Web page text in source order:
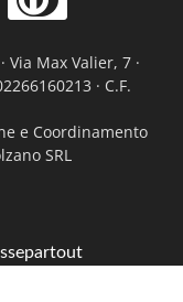
Max Valier, 7 ·
· C.F.
e Coordinamento
SRL